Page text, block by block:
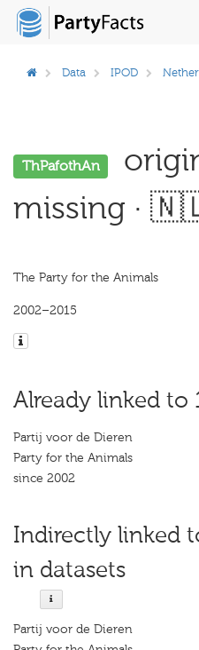
Data IPOD
ThPafothAn
missing ·
The Party for the Animals
2002–2015
Already linked to
Partij voor de Dieren
Party for the Animals
since 2002
Indirectly linked
in datasets
Partij voor de Dieren